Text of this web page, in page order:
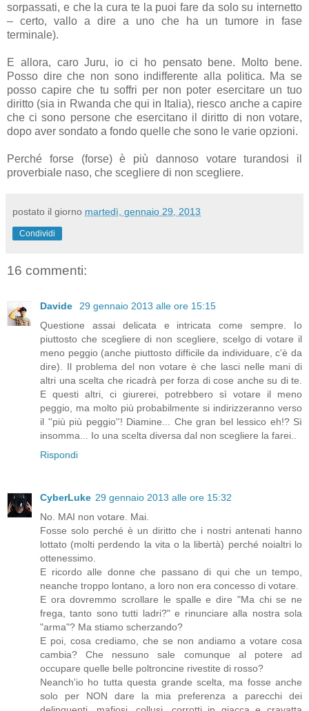
sorpassati, e che la cura te la puoi fare da solo su internetto
– certo, vallo a dire a uno che ha un tumore in fase
terminale).
E allora, caro Juru, io ci ho pensato bene. Molto bene.
Posso dire che non sono indifferente alla politica. Ma se
posso capire che tu soffri per non poter esercitare un tuo
diritto (sia in Rwanda che qui in Italia), riesco anche a capire
che ci sono persone che esercitano il diritto di non votare,
dopo aver sondato a fondo quelle che sono le varie opzioni.
Perché forse (forse) è più dannoso votare turandosi il
proverbiale naso, che scegliere di non scegliere.
postato il giorno martedì, gennaio 29, 2013
Condividi
16 commenti:
Davide
29 gennaio 2013 alle ore 15:15
Questione assai delicata e intricata come sempre. Io
piuttosto che scegliere di non scegliere, scelgo di votare il
meno peggio (anche piuttosto difficile da individuare, c'è da
dire). Il problema del non votare è che lasci nelle mani di
altri una scelta che ricadrà per forza di cose anche su di te.
E questi altri, ci giurerei, potrebbero sì votare il meno
peggio, ma molto più probabilmente si indirizzeranno verso
il ''più più peggio''! Diamine... Che gran bel lessico eh!? Sì
insomma... Io una scelta diversa dal non scegliere la farei..
Rispondi
CyberLuke 29 gennaio 2013 alle ore 15:32
No. MAI non votare. Mai.
Fosse solo perché è un diritto che i nostri antenati hanno
lottato (molti perdendo la vita o la libertà) perché noialtri lo
ottenessimo.
E ricordo alle donne che passano di qui che un tempo,
neanche troppo lontano, a loro non era concesso di votare.
E ora dovremmo scrollare le spalle e dire "Ma chi se ne
frega, tanto sono tutti ladri?" e rinunciare alla nostra sola
"arma"? Ma stiamo scherzando?
E poi, cosa crediamo, che se non andiamo a votare cosa
cambia? Che nessuno sale comunque al potere ad
occupare quelle belle poltroncine rivestite di rosso?
Neanch'io ho tutta questa grande scelta, ma fosse anche
solo per NON dare la mia preferenza a parecchi dei